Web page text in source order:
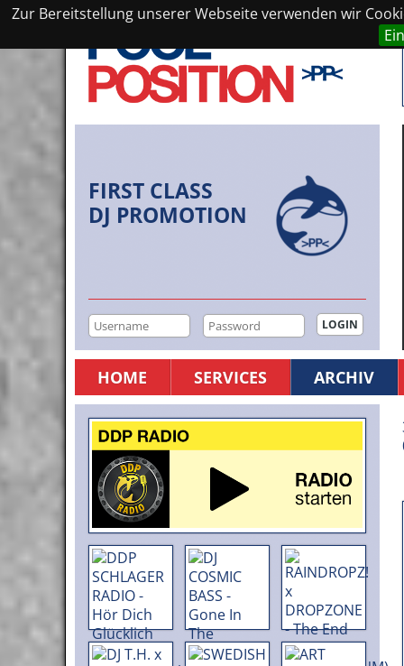
Zur Bereitstellung unserer Webseite verwenden wir
FIRST CLASS
DJ PROMOTION
HOME SERVICES ARCHIV